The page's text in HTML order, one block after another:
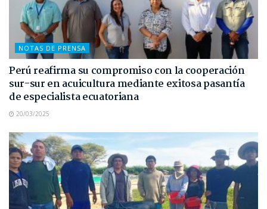
NOTAS DE PRENSA
Perú reafirma su compromiso con la cooperación
sur-sur en acuicultura mediante exitosa pasantía
de especialista ecuatoriana
20/03/2025